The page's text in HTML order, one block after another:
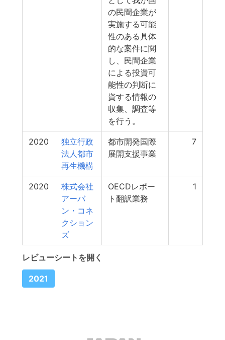
の民間企業が
実施する可能
性のある具体
的な案件に関
し、民間企業
による投資可
能性の判断に
資する情報の
収集、調査等
を行う。
2020
独立行政
法人都市
再生機構
都市開発国際
展開支援事業
7
2020
株式会社
アーバ
ン・コネ
クション
ズ
OECDレポー
ト翻訳業務
1
レビューシートを開く
2021